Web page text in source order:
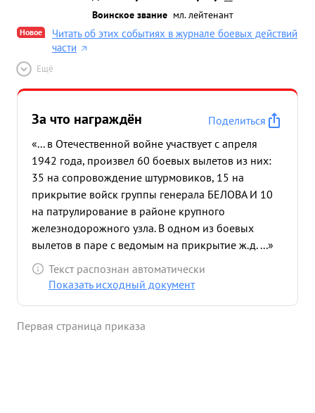
Воинское звание мл. лейтенант
Новое
Читать об этих событиях в журнале боевых действий
части
Ещё
За что награждён
Поделиться
«... в Отечественной войне участвует с апреля
1942 года, произвел 60 боевых вылетов из них:
35 на сопровождение штурмовиков, 15 на
прикрытие войск группы генерала БЕЛОВА И 10
на патрулирование в районе крупного
железнодорожного узла. В одном из боевых
вылетов в паре с ведомым на прикрытие ж.д. ...»
Текст распознан автоматически
Показать исходный документ
Первая страница приказа